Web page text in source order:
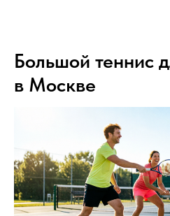
Большой теннис
в Москве